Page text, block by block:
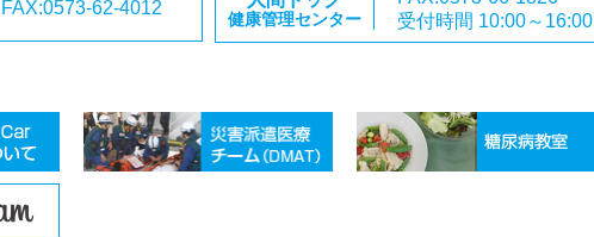
FAX:0573-62-4012
健康管理センター
受付時間 10:00～16:00